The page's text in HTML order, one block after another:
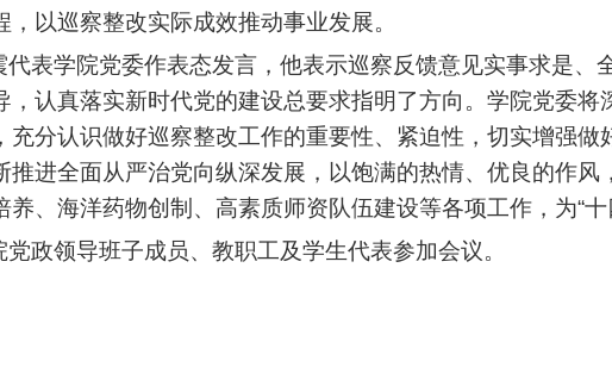
，以巡察整改实际成效推动事业发展。
学院党委作表态发言，他表示巡察反馈意见实事求是、
，认真落实新时代党的建设总要求指明了方向。学院党委将
充分认识做好巡察整改工作的重要性、紧迫性，切实增强做
推进全面从严治党向纵深发展，以饱满的热情、优良的作风
养、海洋药物创制、高素质师资队伍建设等各项工作，为“十
领导班子成员、教职工及学生代表参加会议。